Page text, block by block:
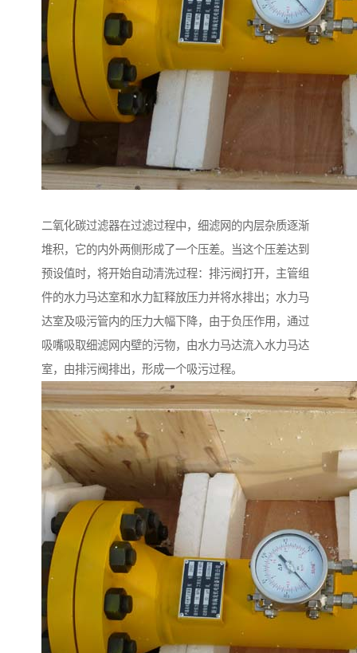
二氧化碳过滤器在过滤过程中，细滤网的内层杂质逐渐
堆积，它的内外两侧形成了一个压差。当这个压差达到
预设值时，将开始自动清洗过程：排污阀打开，主管组
件的水力马达室和水力缸释放压力并将水排出；水力马
达室及吸污管内的压力大幅下降，由于负压作用，通过
吸嘴吸取细滤网内壁的污物，由水力马达流入水力马达
室，由排污阀排出，形成一个吸污过程。